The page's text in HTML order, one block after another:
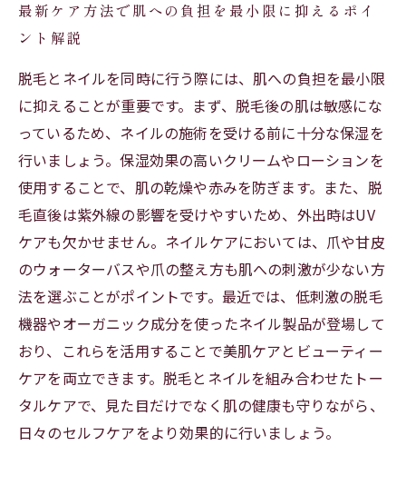
最新ケア方法で肌への負担を最小限に抑えるポイ
ント解説
脱毛とネイルを同時に行う際には、肌への負担を最小限
に抑えることが重要です。まず、脱毛後の肌は敏感にな
っているため、ネイルの施術を受ける前に十分な保湿を
行いましょう。保湿効果の高いクリームやローションを
使用することで、肌の乾燥や赤みを防ぎます。また、脱
毛直後は紫外線の影響を受けやすいため、外出時はUV
ケアも欠かせません。ネイルケアにおいては、爪や甘皮
のウォーターバスや爪の整え方も肌への刺激が少ない方
法を選ぶことがポイントです。最近では、低刺激の脱毛
機器やオーガニック成分を使ったネイル製品が登場して
おり、これらを活用することで美肌ケアとビューティー
ケアを両立できます。脱毛とネイルを組み合わせたトー
タルケアで、見た目だけでなく肌の健康も守りながら、
日々のセルフケアをより効果的に行いましょう。